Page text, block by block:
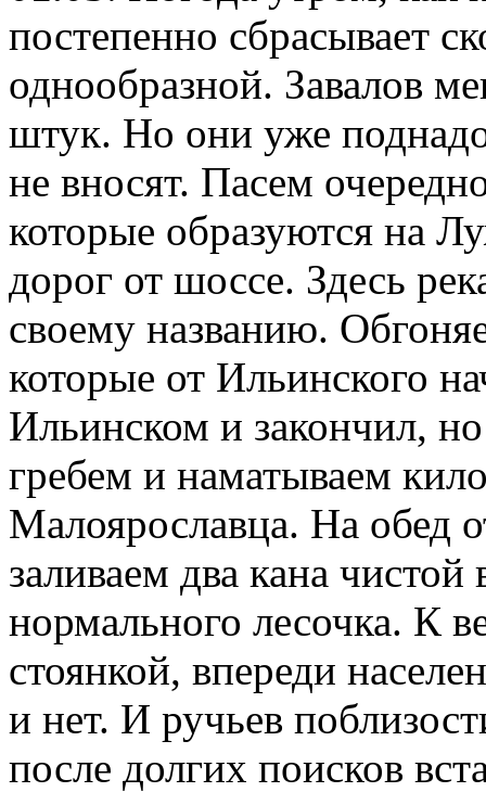
постепенно сбрасывает
однообразной. Завалов
штук. Но они уже
не вносят. Пасем
которые образуются на
дорог от шоссе. Здесь
своему названию.
которые от Ильинского
Ильинском и закончил,
гребем и наматываем
Малоярославца. На обед
заливаем два кана
нормального лесочка. К
стоянкой, впереди
и нет. И ручьев
после долгих поисков